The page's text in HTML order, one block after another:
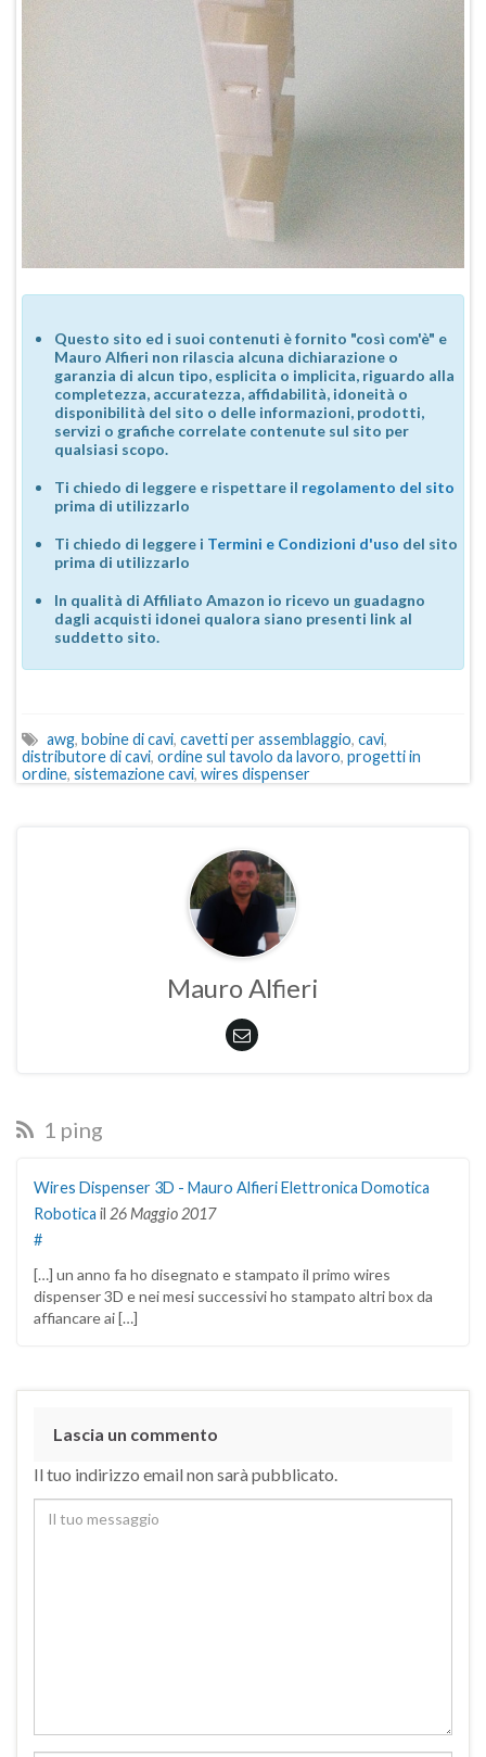
Questo sito ed i suoi contenuti è fornito "così com'è" e
Mauro Alfieri non rilascia alcuna dichiarazione o
garanzia di alcun tipo, esplicita o implicita, riguardo alla
completezza, accuratezza, affidabilità, idoneità o
disponibilità del sito o delle informazioni, prodotti,
servizi o grafiche correlate contenute sul sito per
qualsiasi scopo.
Ti chiedo di leggere e rispettare il regolamento del sito
prima di utilizzarlo
Ti chiedo di leggere i Termini e Condizioni d'uso del sito
prima di utilizzarlo
In qualità di Affiliato Amazon io ricevo un guadagno
dagli acquisti idonei qualora siano presenti link al
suddetto sito.
awg, bobine di cavi, cavetti per assemblaggio, cavi,
distributore di cavi, ordine sul tavolo da lavoro, progetti in
ordine, sistemazione cavi, wires dispenser
Mauro Alfieri
1 ping
Wires Dispenser 3D - Mauro Alfieri Elettronica Domotica
Robotica il 26 Maggio 2017
#
[…] un anno fa ho disegnato e stampato il primo wires
dispenser 3D e nei mesi successivi ho stampato altri box da
affiancare ai […]
Lascia un commento
Il tuo indirizzo email non sarà pubblicato.